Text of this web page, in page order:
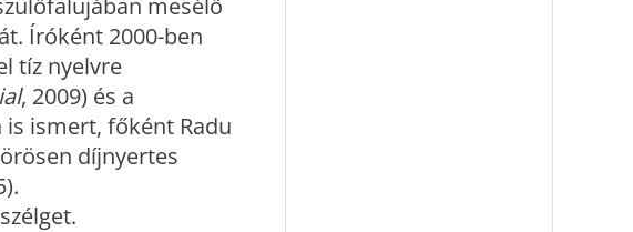
Íróként 2000-ben
tíz nyelvre
, 2009) és a
ismert, főként Radu
díjnyertes